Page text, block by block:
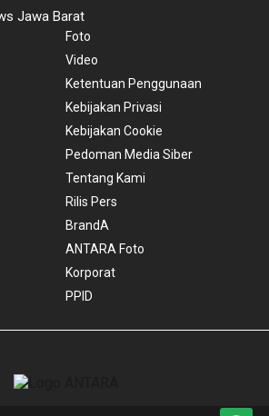
Jawa Barat
Foto
Video
Ketentuan Penggunaan
Kebijakan Privasi
Kebijakan Cookie
Pedoman Media Siber
Tentang Kami
Rilis Pers
BrandA
ANTARA Foto
Korporat
PPID